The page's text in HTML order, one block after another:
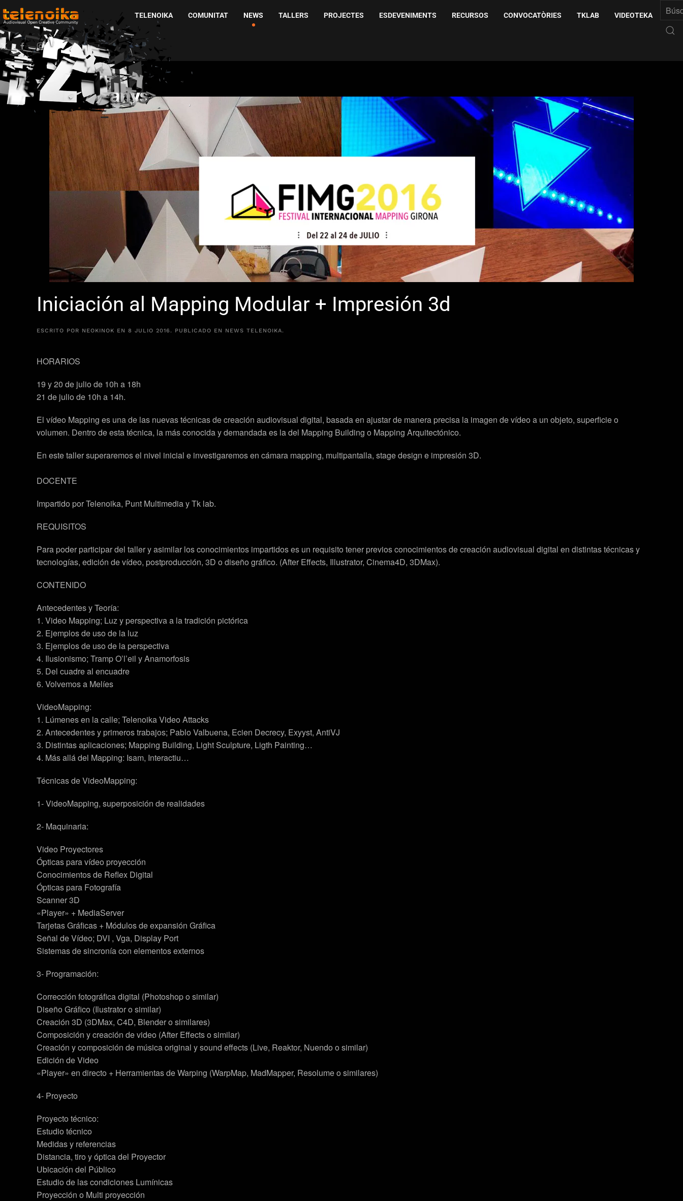
Ir al contenido principal
TELENOIKA COMUNITAT NEWS TALLERS PROJECTES ESDEVENIMENTS RECURSOS CONVOCATÒRIES TKLAB VIDEOTEKA
Iniciación al Mapping Modular + Impresión 3d
ESCRITO POR NEOKINOK EN 8 JULIO 2016. PUBLICADO EN NEWS TELENOIKA.
HORARIOS
19 y 20 de julio de 10h a 18h
21 de julio de 10h a 14h.
El vídeo Mapping es una de las nuevas técnicas de creación audiovisual digital, basada en ajustar de manera precisa la imagen de vídeo a un objeto, superficie o
volumen. Dentro de esta técnica, la más conocida y demandada es la del Mapping Building o Mapping Arquitectónico.
En este taller superaremos el nivel inicial e investigaremos en cámara mapping, multipantalla, stage design e impresión 3D.
DOCENTE
Impartido por Telenoika, Punt Multimedia y Tk lab.
REQUISITOS
Para poder participar del taller y asimilar los conocimientos impartidos es un requisito tener previos conocimientos de creación audiovisual digital en distintas técnicas y
tecnologías, edición de vídeo, postproducción, 3D o diseño gráfico. (After Effects, Illustrator, Cinema4D, 3DMax).
CONTENIDO
Antecedentes y Teoría:
1. Video Mapping; Luz y perspectiva a la tradición pictórica
2. Ejemplos de uso de la luz
3. Ejemplos de uso de la perspectiva
4. Ilusionismo; Tramp O’l’eil y Anamorfosis
5. Del cuadre al encuadre
6. Volvemos a Melíes
VideoMapping:
1. Lúmenes en la calle; Telenoika Video Attacks
2. Antecedentes y primeros trabajos; Pablo Valbuena, Ecien Decrecy, Exyyst, AntiVJ
3. Distintas aplicaciones; Mapping Building, Light Sculpture, Ligth Painting…
4. Más allá del Mapping: Isam, Interactiu…
Técnicas de VideoMapping:
1- VideoMapping, superposición de realidades
2- Maquinaria:
Video Proyectores
Ópticas para vídeo proyección
Conocimientos de Reflex Digital
Ópticas para Fotografía
Scanner 3D
«Player» + MediaServer
Tarjetas Gráficas + Módulos de expansión Gráfica
Señal de Vídeo; DVI , Vga, Display Port
Sistemas de sincronía con elementos externos
3- Programación:
Corrección fotográfica digital (Photoshop o similar)
Diseño Gráfico (Ilustrator o similar)
Creación 3D (3DMax, C4D, Blender o similares)
Composición y creación de video (After Effects o similar)
Creación y composición de música original y sound effects (Live, Reaktor, Nuendo o similar)
Edición de Video
«Player» en directo + Herramientas de Warping (WarpMap, MadMapper, Resolume o similares)
4- Proyecto
Proyecto técnico:
Estudio técnico
Medidas y referencias
Distancia, tiro y óptica del Proyector
Ubicación del Público
Estudio de las condiciones Lumínicas
Proyección o Multi proyección